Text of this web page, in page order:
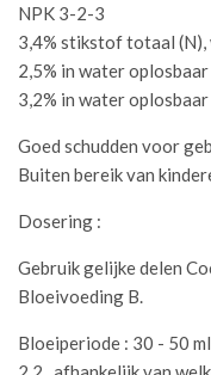
NPK 3-2-3
3,4% stikstof totaal
2,5% in water
3,2% in water
Goed schudden voor
Buiten bereik van
Dosering :
Gebruik gelijke delen
Bloeivoeding B.
Bloeiperiode : 30 - 50